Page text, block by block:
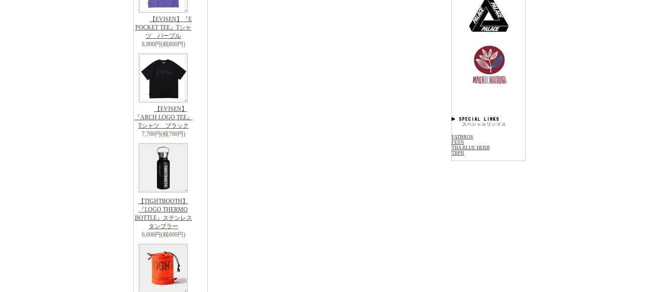
【EVISEN】『E
POCKET TEE』Tシャ
ツ パープル
8,800円(税800円)
【EVISEN】
『ARCH LOGO TEE』
Tシャツ ブラック
7,700円(税700円)
【TIGHTBOOTH】
『LOGO THERMO
BOTTLE』ステンレス
タンブラー
6,600円(税600円)
FATBROS
FESN
THA BLUE HERB
TBPR